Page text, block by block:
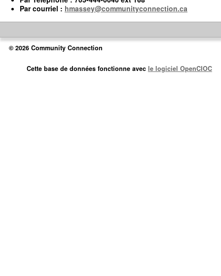
Parcourriel : hmassey@communityconnection.ca
© 2026 Community Connection
Cette base de données fonctionne avec le logiciel OpenCIOC